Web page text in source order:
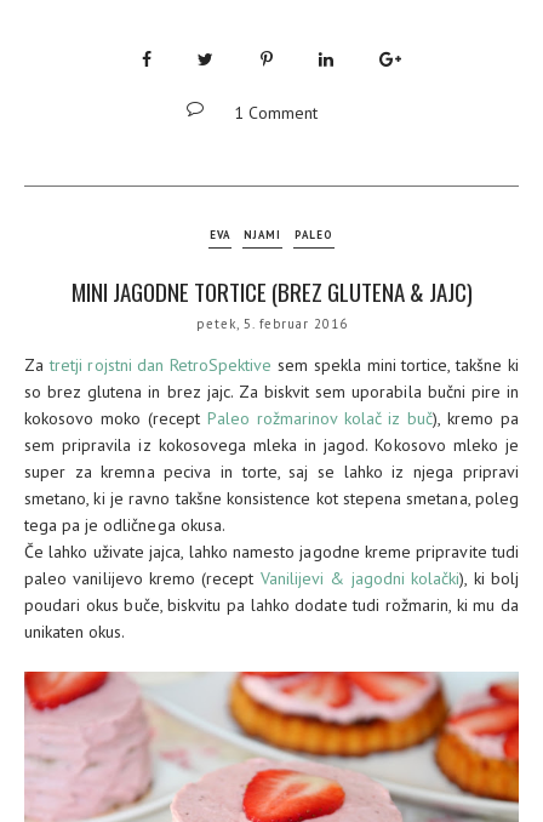
1 Comment
EVA NJAMI PALEO
MINI JAGODNE TORTICE (BREZ GLUTENA & JAJC)
petek, 5. februar 2016
Zatretji rojstni dan RetroSpektive sem spekla mini tortice, takšne ki
so brez glutena in brez jajc. Za biskvit sem uporabila bučni pire in
kokosovo moko (recept Paleo rožmarinov kolač iz buč), kremo pa
sem pripravila iz kokosovega mleka in jagod. Kokosovo mleko je
super za kremna peciva in torte, saj se lahko iz njega pripravi
smetano, ki je ravno takšne konsistence kot stepena smetana, poleg
tega pa je odličnega okusa.
Če lahko uživate jajca, lahko namesto jagodne kreme pripravite tudi
paleo vanilijevo kremo (recept Vanilijevi & jagodni kolački), ki bolj
poudari okus buče, biskvitu pa lahko dodate tudi rožmarin, ki mu da
unikaten okus.